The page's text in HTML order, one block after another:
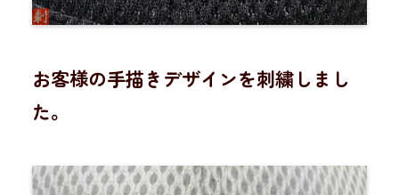
お客様の手描きデザインを刺繍しまし
た。